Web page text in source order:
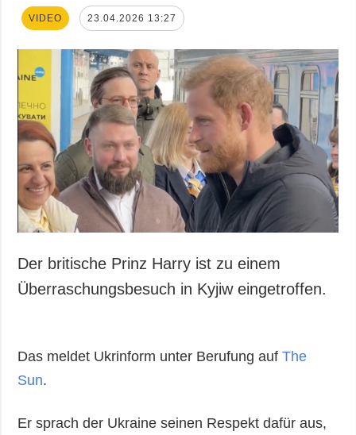
VIDEO 23.04.2026 13:27
Der britische Prinz Harry ist zu einem
Überraschungsbesuch in Kyjiw eingetroffen.
Das meldet Ukrinform unter Berufung aufThe
Sun.
Er sprach der Ukraine seinen Respekt dafür aus,